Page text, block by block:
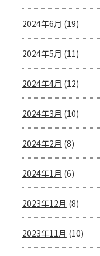
2024年6月 (19)
2024年5月 (11)
2024年4月 (12)
2024年3月 (10)
2024年2月 (8)
2024年1月 (6)
2023年12月 (8)
2023年11月 (10)